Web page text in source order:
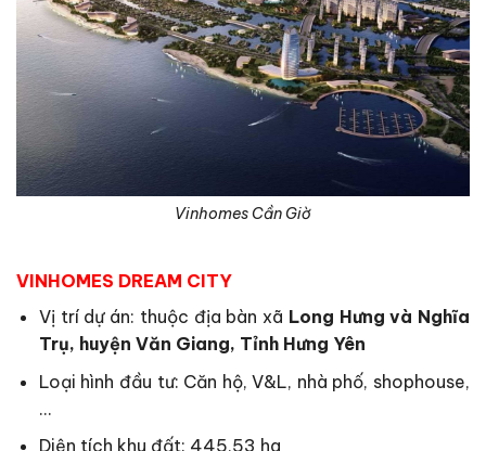
Vinhomes Cần Giờ
VINHOMES DREAM CITY
Vị trí dự án: thuộc địa bàn xã Long Hưng và Nghĩa
Trụ, huyện Văn Giang, Tỉnh Hưng Yên
Loại hình đầu tư: Căn hộ, V&L, nhà phố, shophouse,
…
Diện tích khu đất: 445,53 ha